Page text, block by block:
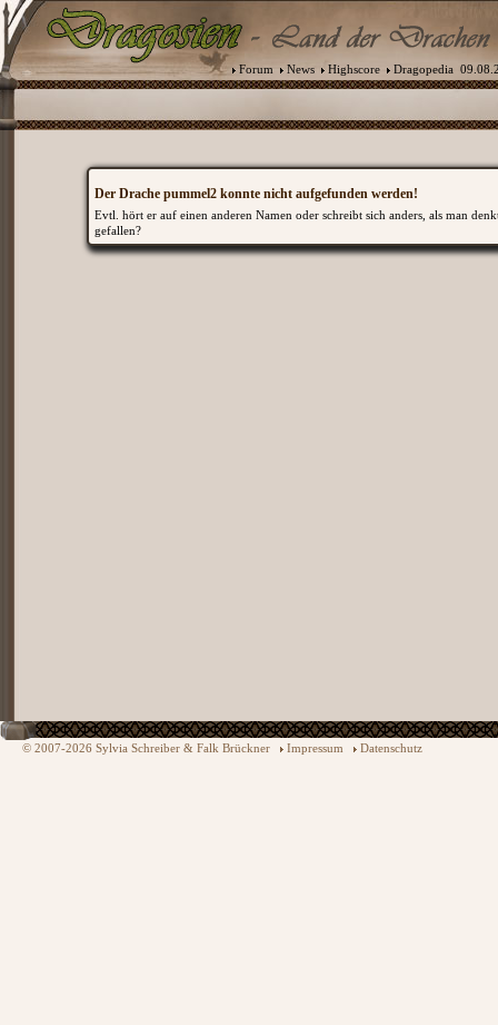
Forum News Highscore Dragopedia
Der Drache pummel2 konnte nicht aufgefunden werden!
Evtl. hört er auf einen anderen Namen oder schreibt sich anders, als man
gefallen?
© 2007-2026 Sylvia Schreiber & Falk Brückner Impressum Datenschutz